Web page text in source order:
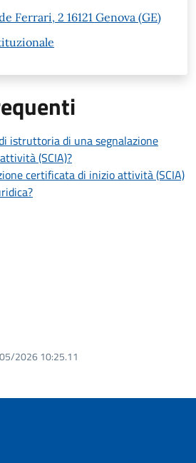
Ferrari, 2 16121 Genova (GE)
istruttoria di una segnalazione
(SCIA)?
certificata di inizio attività (SCIA)
2026 10:25.11